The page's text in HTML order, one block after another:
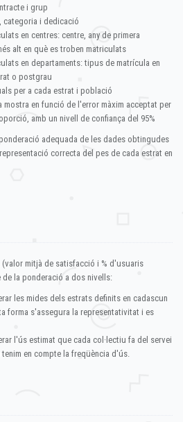
i grup
categoria i dedicació
en centres: centre, any de primera
alt en què es troben matriculats
en departaments: tipus de matrícula en
o postgrau
per a cada estrat i població
mostra en funció de l'error màxim acceptat per
amb un nivell de confiança del 95%
adequada de les dades obtingudes
correcta del pes de cada estrat en
mitjà de satisfacció i % d'usuaris
la ponderació a dos nivells:
les mides dels estrats definits en cadascun
forma s'assegura la representativitat i es
l'ús estimat que cada col·lectiu fa del servei
en compte la freqüència d'ús.